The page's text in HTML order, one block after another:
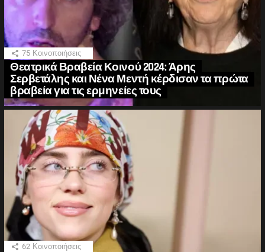
75 Κοινοποιήσεις
Θεατρικά Βραβεία Κοινού 2024: Άρης
Σερβετάλης και Νένα Μεντή κέρδισαν τα πρώτα
βραβεία για τις ερμηνείες τους
62 Κοινοποιήσεις